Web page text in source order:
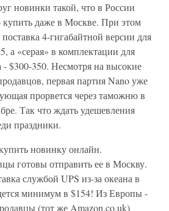
новинки такой, что в России
даже в Москве. При этом
4-гигабайтной версии для
а «серая» в комплектации для
- $300-350. Несмотря на высокие
первая партия Nano уже
прорвется через таможню в
Так что ждать удешевления
праздники.
новинку онлайн.
готовы отправить ее в Москву.
службой UPS из-за океана в
минимум в $154! Из Европы -
(тот же Amazon.co.uk)